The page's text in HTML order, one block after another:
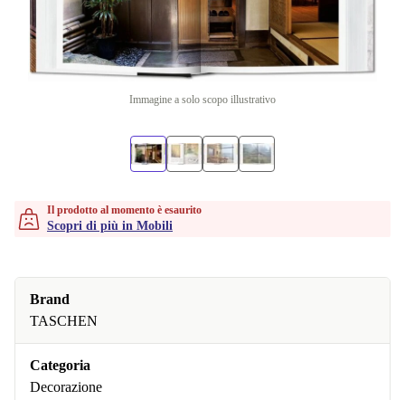
Immagine a solo scopo illustrativo
Il prodotto al momento è esaurito
Scopri di più in Mobili
Brand
TASCHEN
Categoria
Decorazione